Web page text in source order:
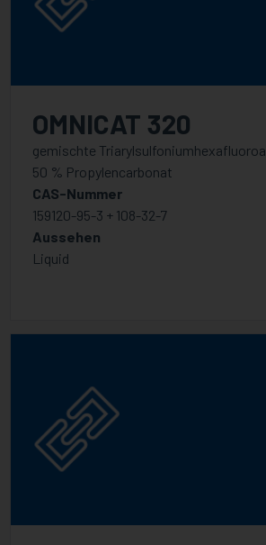
OMNICAT 320
gemischte
50 % Propylencarbonat
CAS-Nummer
159120-95-3 + 108-32-7
Aussehen
Liquid